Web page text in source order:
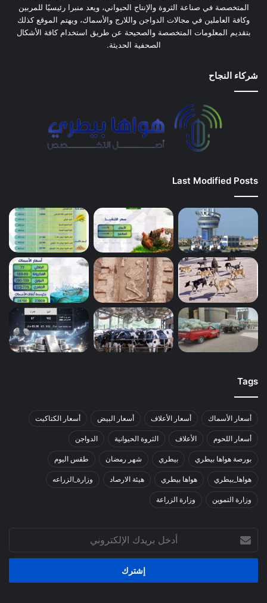
المتخصصة في صناعة الثروة والإنتاج الحيواني، ويعد منبرا رئيسيًا للمربين
وكافة العاملين في مجالات الدواجن واللارج والأسماك، ويهتم الموقع كذلك
بتقديم المعلومات المتخصصة والصحيحة عن طريق استخدام كافة الأشكال
الصحفية الحديثة.
شركاء النجاح
Last Modified Posts
Tags
أسعار الأسماك أسعار الأعلاف أسعار البيض أسعار الكتاكيت
أسعار اللحوم الأعلاف الثروة الحيوانية الدواجن
بورصة هواها بيطري بيطري شهر رمضان طقس اليوم
هواها_بيطري هواها بيطري هيئة الارصاد وزارة_الزراعه
وزارة التموين وزارة الزراعة
بريدك
الإلكتروني